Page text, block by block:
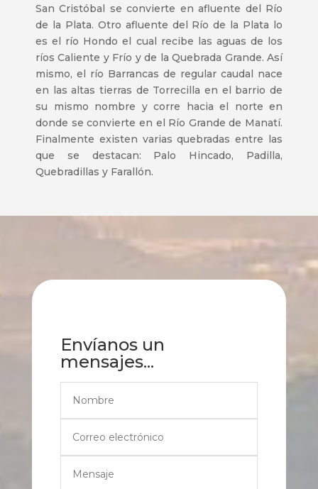
San Cristóbal se convierte en afluente del Río
de la Plata. Otro afluente del Río de la Plata lo
es el río Hondo el cual recibe las aguas de los
ríos Caliente y Frío y de la Quebrada Grande. Así
mismo, el río Barrancas de regular caudal nace
en las altas tierras de Torrecilla en el barrio de
su mismo nombre y corre hacia el norte en
donde se convierte en el Río Grande de Manatí.
Finalmente existen varias quebradas entre las
que se destacan: Palo Hincado, Padilla,
Quebradillas y Farallón.
Envíanos un
mensajes...